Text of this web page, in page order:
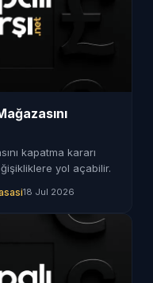
kapatma kararı
yol açabilir.
18 Jul 2026